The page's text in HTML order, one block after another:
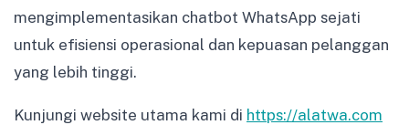
mengimplementasikan chatbot WhatsApp sejati
untuk efisiensi operasional dan kepuasan pelanggan
yang lebih tinggi.
Kunjungi website utama kami di https://alatwa.com